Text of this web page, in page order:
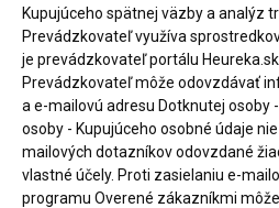
Kupujúceho spätnej väzby a analýz
Prevádzkovateľ využíva
je prevádzkovateľ portálu
Prevádzkovateľ môže odovzdávať
a e-mailovú adresu Dotknutej osoby
osoby - Kupujúceho osobné údaje
mailových dotazníkov odovzdané
vlastné účely. Proti zasielaniu e-
programu Overené zákazníkmi